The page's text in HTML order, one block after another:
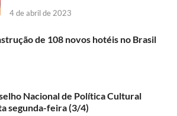
4 de abril de 2023
de 108 novos hotéis no Brasil
Nacional de Política Cultural
segunda-feira (3/4)